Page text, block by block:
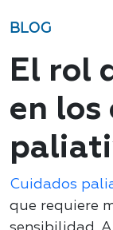
BLOG
El rol
en los
Cuidados
que requiere